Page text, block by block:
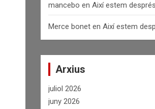
mancebo enAixí estem
Merce bonet enAixí estem
Arxius
juliol 2026
juny 2026